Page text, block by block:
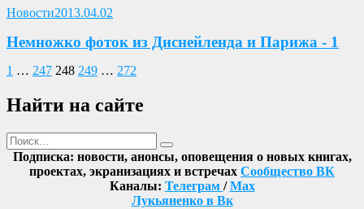
НовостиОпубликовано
2013.04.02
Немножко фоток из Диснейленда и Парижа - 1
Пагинация
записей
Предыдущая
Страница
1 … Страница
247 Страница
248 Страница
249 … Страница
272
Найти на сайте
Поиск
Найти
Подписка: новости, анонсы, оповещения о новых книгах,
проектах, экранизациях и встречах Сообщество ВК
Каналы: Телеграм /Max
Лукьяненко в Вк